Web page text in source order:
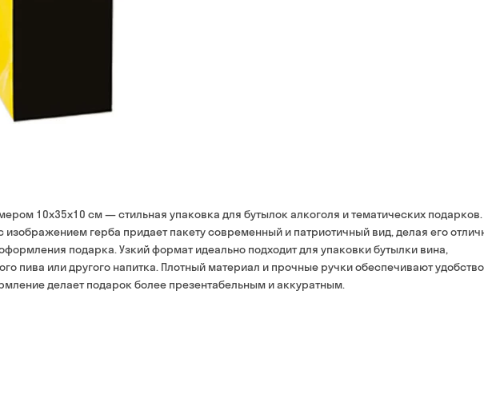
10x35x10 см — стильная упаковка для бутылок алкоголя и тематических подарков.
изображением герба придает пакету современный и патриотичный вид, делая его
подарка. Узкий формат идеально подходит для упаковки бутылки вина,
пива или другого напитка. Плотный материал и прочные ручки обеспечивают
делает подарок более презентабельным и аккуратным.